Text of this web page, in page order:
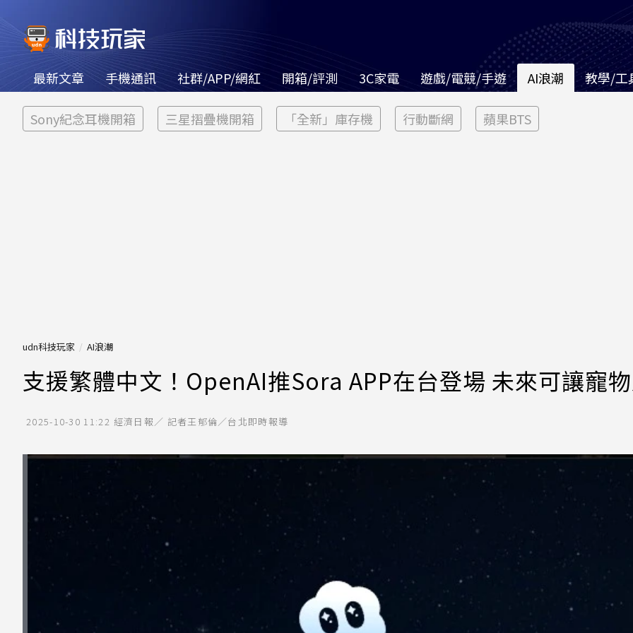
最新文章 手機通訊 社群/APP/網紅 開箱/評測 3C家電 遊戲/電競/手遊 AI浪潮 教學/工
Sony紀念耳機開箱 三星摺疊機開箱 「全新」庫存機 行動斷網 蘋果BTS
udn科技玩家 AI浪潮
支援繁體中文！OpenAI推Sora APP在台登場 未來可讓寵
2025-10-30 11:22 經濟日報／ 記者王郁倫／台北即時報導